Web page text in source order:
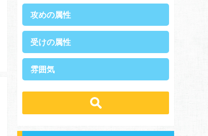
攻めの属性
俺様攻め
硬派攻め
天然攻め
ノンケ攻め
黒髪攻め
年下攻め
ヤンキー攻め
受けの属性
ノンケ受け
黒髪受け
雰囲気
コミカル・シュール
あまあま
ほのぼの